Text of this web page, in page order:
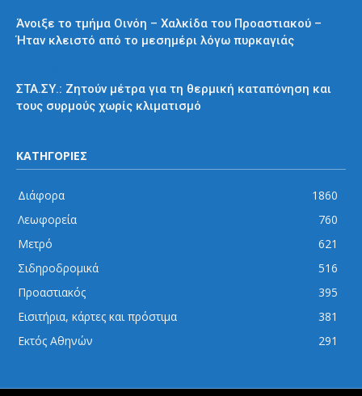
Άνοιξε το τμήμα Οινόη – Χαλκίδα του Προαστιακού –
Ήταν κλειστό από το μεσημέρι λόγω πυρκαγιάς
ΣΤΑ.ΣΥ.: Ζητούν μέτρα για τη θερμική καταπόνηση και
τους συρμούς χωρίς κλιματισμό
ΚΑΤΗΓΟΡΙΕΣ
Διάφορα
1860
Λεωφορεία
760
Μετρό
621
Σιδηροδρομικά
516
Προαστιακός
395
Εισιτήρια, κάρτες και πρόστιμα
381
Εκτός Αθηνών
291